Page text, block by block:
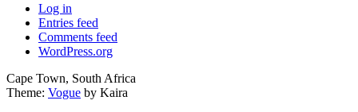
Log in
Entries feed
Comments feed
WordPress.org
Cape Town, South Africa
Theme: Vogue by Kaira